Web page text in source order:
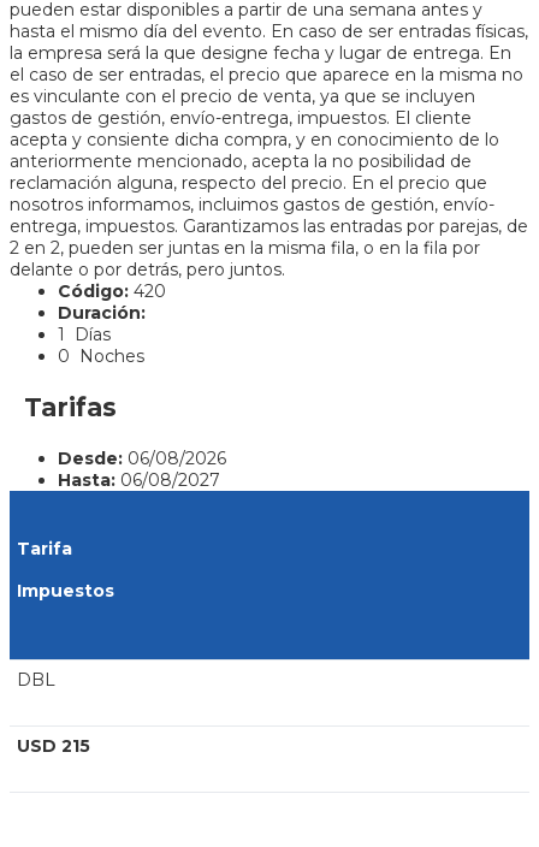
pueden estar disponibles a partir de una semana antes y
hasta el mismo día del evento. En caso de ser entradas físicas,
la empresa será la que designe fecha y lugar de entrega. En
el caso de ser entradas, el precio que aparece en la misma no
es vinculante con el precio de venta, ya que se incluyen
gastos de gestión, envío-entrega, impuestos. El cliente
acepta y consiente dicha compra, y en conocimiento de lo
anteriormente mencionado, acepta la no posibilidad de
reclamación alguna, respecto del precio. En el precio que
nosotros informamos, incluimos gastos de gestión, envío-
entrega, impuestos. Garantizamos las entradas por parejas, de
2 en 2, pueden ser juntas en la misma fila, o en la fila por
delante o por detrás, pero juntos.
Código: 420
Duración:
1 Días
0 Noches
Tarifas
Desde: 06/08/2026
Hasta: 06/08/2027
Tarifa
Impuestos
DBL
USD 215